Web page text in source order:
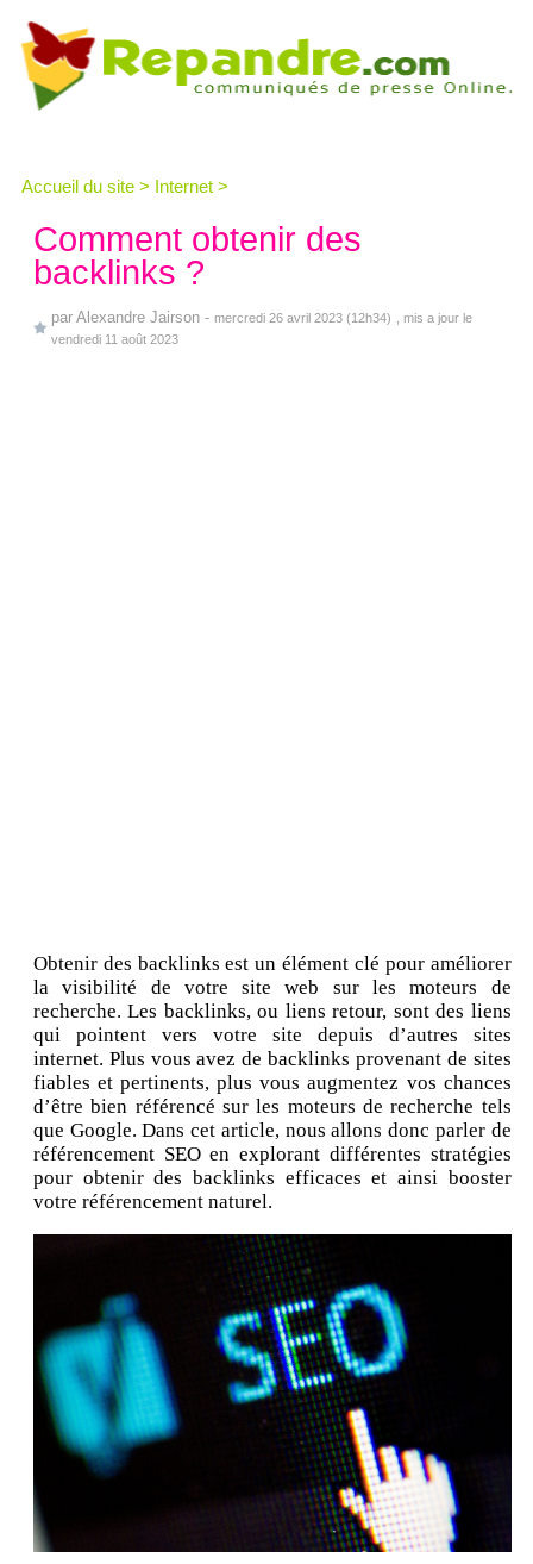
Accueil du site > Internet >
Comment obtenir des
backlinks ?
par Alexandre Jairson - mercredi 26 avril 2023 (12h34)
, mis a jour le
vendredi 11 août 2023
Obtenir des backlinks est un élément clé pour améliorer
la visibilité de votre site web sur les moteurs de
recherche. Les backlinks, ou liens retour, sont des liens
qui pointent vers votre site depuis d’autres sites
internet. Plus vous avez de backlinks provenant de sites
fiables et pertinents, plus vous augmentez vos chances
d’être bien référencé sur les moteurs de recherche tels
que Google. Dans cet article, nous allons donc parler de
référencement SEO en explorant différentes stratégies
pour obtenir des backlinks efficaces et ainsi booster
votre référencement naturel.